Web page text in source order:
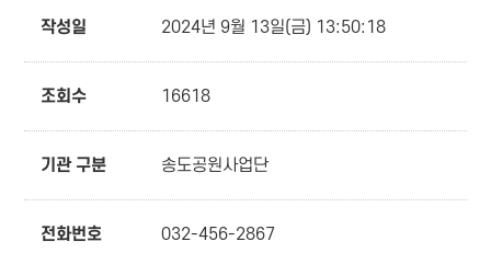
작성일 2024년 9월 13일(금) 13:50:18
조회수 16618
기관 구분 송도공원사업단
전화번호 032-456-2867